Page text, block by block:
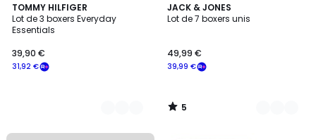
TOMMY HILFIGER
Lot de 3 boxers Everyday
Essentials
31,92 €
39,90 €
3
Couleurs
JACK & JONES
Lot de 7 boxers unis
39,99 €
49,99 €
5
/
2
Couleurs
5
/